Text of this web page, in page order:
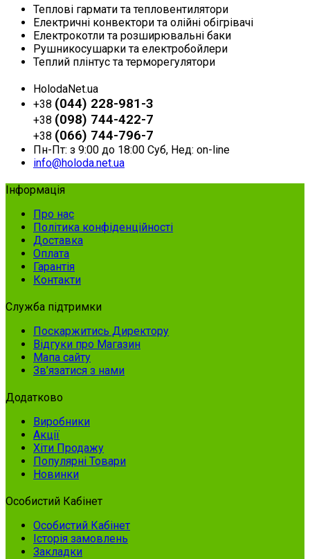
Теплові гармати та тепловентилятори
Електричні конвектори та олійні обігрівачі
Електрокотли та розширювальні баки
Рушникосушарки та електробойлери
Теплий плінтус та терморегулятори
HolodaNet.ua
+38 (044) 228-981-3
+38 (098) 744-422-7
+38 (066) 744-796-7
Пн-Пт: з 9:00 до 18:00 Суб, Нед: on-line
info@holoda.net.ua
Інформація
Про нас
Політика конфіденційності
Доставка
Оплата
Гарантія
Контакти
Служба підтримки
Поскаржитись Директору
Відгуки про Магазин
Мапа сайту
Зв’язатися з нами
Додатково
Виробники
Акції
Хіти Продажу
Популярні Товари
Новинки
Особистий Кабінет
Особистий Кабінет
Історія замовлень
Закладки